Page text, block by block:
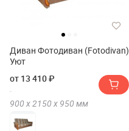
Диван Фотодиван (Fotodivan)
Уют
от 13 410 ₽
900 х 2150 х 950 мм